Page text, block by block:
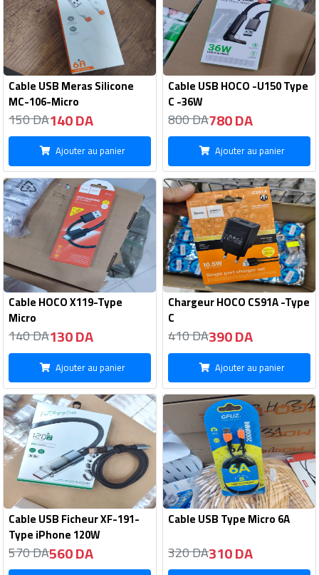
Cable USB Meras Silicone
MC-106-Micro
150 DA140 DA
Ajouter au panier
Cable USB HOCO -U150 Type
C -36W
800 DA780 DA
Ajouter au panier
Cable HOCO X119-Type
Micro
140 DA130 DA
Ajouter au panier
Chargeur HOCO CS91A -Type
C
410 DA390 DA
Ajouter au panier
Cable USB Ficheur XF-191-
Type iPhone 120W
570 DA560 DA
Cable USB Type Micro 6A
320 DA310 DA